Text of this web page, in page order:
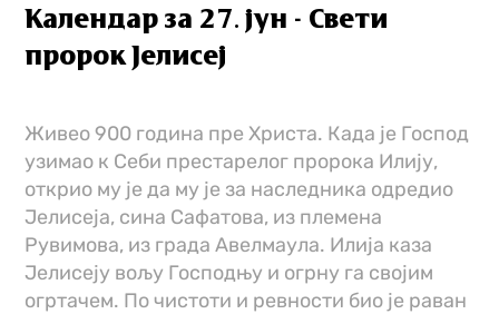
Календар за 27. јун - Свети
пророк Јелисеј
Живео 900 година пре Христа. Када је Господ
узимао к Себи престарелог пророка Илију,
открио му је да му је за наследника одредио
Јелисеја, сина Сафатова, из племена
Рувимова, из града Авелмаула. Илија каза
Јелисеју вољу Господњу и огрну га својим
огртачем. По чистоти и ревности био је раван